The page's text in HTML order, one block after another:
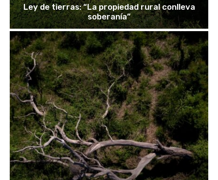
Ley de tierras: “La propiedad rural conlleva
soberanía”